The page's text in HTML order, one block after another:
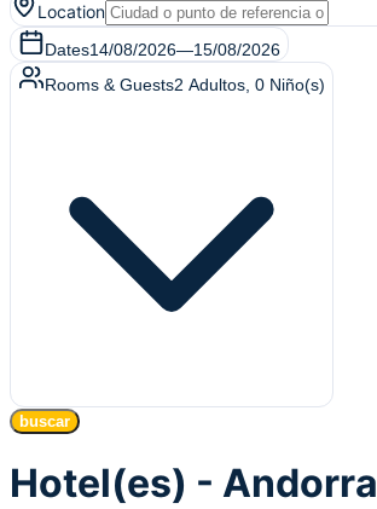
Location
Dates14/08/2026—15/08/2026
Rooms & Guests2 Adultos 0 Niño(s)
buscar
Hotel(es) - Andorra